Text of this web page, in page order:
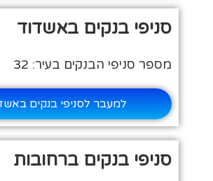
סניפי בנקים באשדוד
מספר סניפי הבנקים בעיר: 32
למעבר לסניפי בנקים
סניפי בנקים ברחובות